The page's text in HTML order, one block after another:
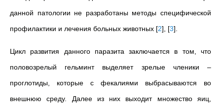
данной патологии не разработаны методы специфической
профилактики и лечения больных животных [2] [3]
Цикл развития данного паразита заключается в том, что
половозрелый гельминт выделяет зрелые членики –
проглотиды, которые с фекалиями выбрасываются во
внешнюю среду. Далее из них выходит множество яиц,